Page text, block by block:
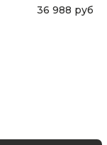
36 988 руб.